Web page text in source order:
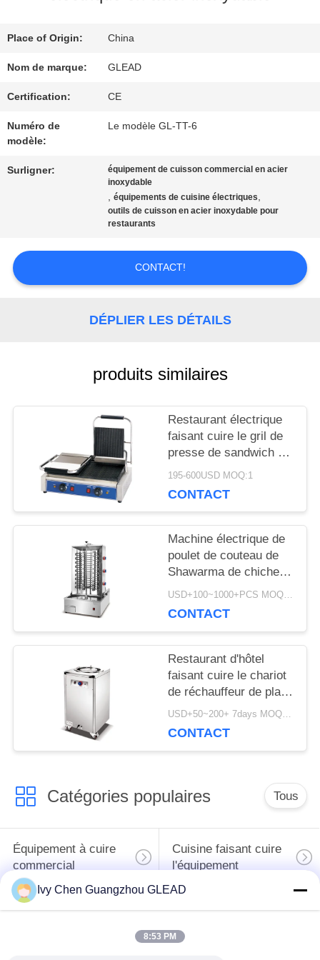
SPECTACLE
VR
À
PROPOS
DE
NOUS
DE
LA
NOUVELLES
DEMANDEZ
UN DEVIS
PLAN
PRIVACY
Place of Origin: China
Nom de marque: GLEAD
Certification: CE
Numéro de
modèle:
Le modèle GL-TT-6
Surligner:
équipement de cuisson commercial en acier
inoxydable
,équipements de cuisine électriques,
outils de cuisson en acier inoxydable pour
restaurants
CONTACT!
DÉPLIER LES DÉTAILS
produits similaires
Restaurant électrique
faisant cuire le gril de
presse de sandwich à
gauffreuse de gril de
d'équipement
195-600USD MOQ:1
CONTACT
Machine électrique de
poulet de couteau de
Shawarma de chiche-
kebab d'équipement
USD+100~1000+PCS MOQ:PCs 1
CONTACT
Restaurant d'hôtel
faisant cuire le chariot
de réchauffeur de plat
de chariot à Cabinet de
d'équipement
USD+50~200+ 7days MOQ:PCs 1
CONTACT
Catégories populaires Tous
Équipement à cuire
commercial
Cuisine faisant cuire
l'équipement
Machines de
denrées alimentaires
Ivy Chen Guangzhou GLEAD
8:53 PM